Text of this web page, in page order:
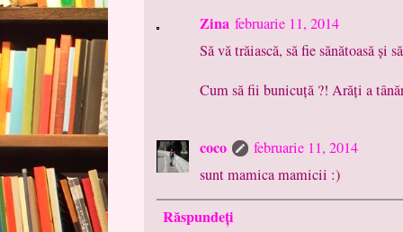
Zina februarie 11, 2014
Să vă trăiască, să fie sănătoasă și
Cum să fii bunicuță ?! Arăți a
coco
februarie 11, 2014
sunt mamica mamicii :)
Răspundeți